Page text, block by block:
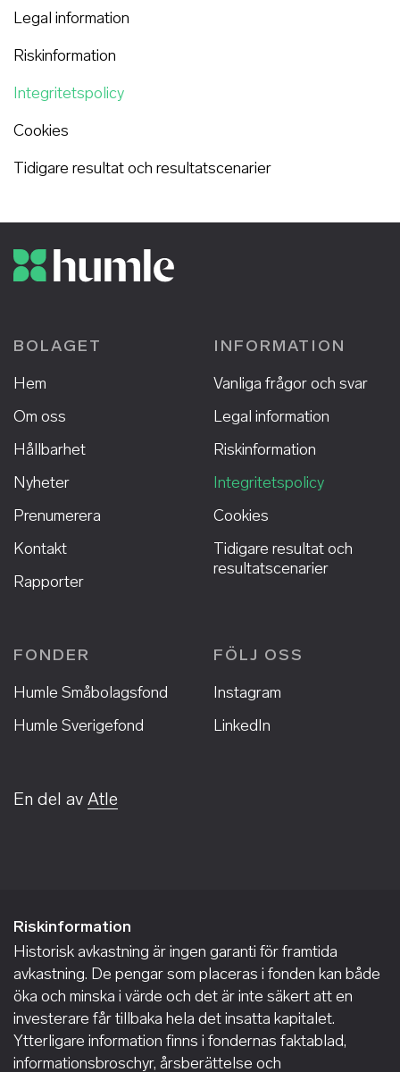
Legal information
Riskinformation
Integritetspolicy
Cookies
Tidigare resultat och resultatscenarier
BOLAGET
Hem
Om oss
Hållbarhet
Nyheter
Prenumerera
Kontakt
Rapporter
INFORMATION
Vanliga frågor och svar
Legal information
Riskinformation
Integritetspolicy
Cookies
Tidigare resultat och
resultatscenarier
FONDER
Humle Småbolagsfond
Humle Sverigefond
FÖLJ OSS
Instagram
LinkedIn
En del av Atle
Riskinformation
Historisk avkastning är ingen garanti för framtida
avkastning. De pengar som placeras i fonden kan både
öka och minska i värde och det är inte säkert att en
investerare får tillbaka hela det insatta kapitalet.
Ytterligare information finns i fondernas faktablad,
informationsbroschyr, årsberättelse och